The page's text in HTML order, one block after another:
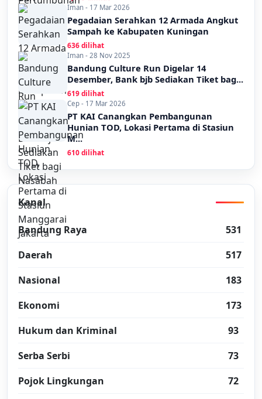
Iman - 17 Mar 2026
Pegadaian Serahkan 12 Armada Angkut
Sampah ke Kabupaten Kuningan
636 dilihat
Iman - 28 Nov 2025
Bandung Culture Run Digelar 14
Desember, Bank bjb Sediakan Tiket bag...
619 dilihat
Cep - 17 Mar 2026
PT KAI Canangkan Pembangunan
Hunian TOD, Lokasi Pertama di Stasiun
M...
610 dilihat
Kanal
Bandung Raya
531
Daerah
517
Nasional
183
Ekonomi
173
Hukum dan Kriminal
93
Serba Serbi
73
Pojok Lingkungan
72